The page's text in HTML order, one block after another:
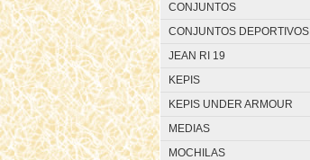
CONJUNTOS
CONJUNTOS DEPORTIVOS
JEAN RI 19
KEPIS
KEPIS UNDER ARMOUR
MEDIAS
MOCHILAS